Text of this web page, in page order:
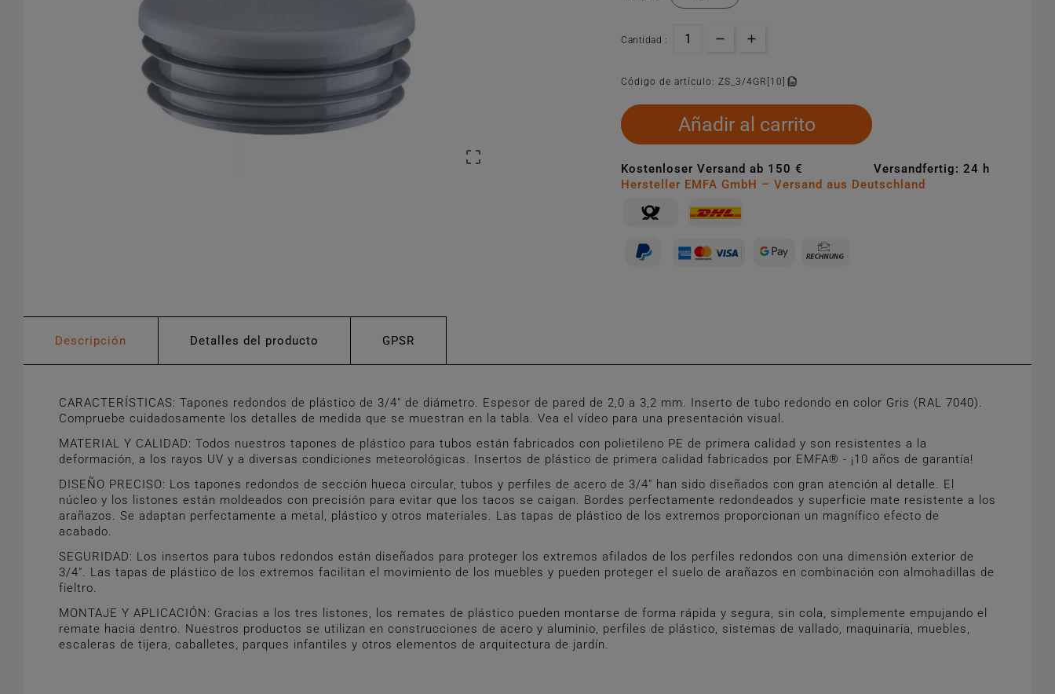

Cantidad :
Código de artículo:ZS_3/4GR[10]
Añadir al carrito
Kostenloser Versand ab 150 €
Versandfertig: 24 h
Hersteller EMFA GmbH – Versand aus Deutschland
Descripción Detalles del producto GPSR
CARACTERÍSTICAS: Tapones redondos de plástico de 3/4" de diámetro. Espesor de pared de 2,0 a 3,2 mm. Inserto de tubo redondo en color Gris (RAL 7040).
Compruebe cuidadosamente los detalles de medida que se muestran en la tabla. Vea el vídeo para una presentación visual.
MATERIAL Y CALIDAD: Todos nuestros tapones de plástico para tubos están fabricados con polietileno PE de primera calidad y son resistentes a la
deformación, a los rayos UV y a diversas condiciones meteorológicas. Insertos de plástico de primera calidad fabricados por EMFA® - ¡10 años de garantía!
DISEÑO PRECISO: Los tapones redondos de sección hueca circular, tubos y perfiles de acero de 3/4" han sido diseñados con gran atención al detalle. El
núcleo y los listones están moldeados con precisión para evitar que los tacos se caigan. Bordes perfectamente redondeados y superficie mate resistente a los
arañazos. Se adaptan perfectamente a metal, plástico y otros materiales. Las tapas de plástico de los extremos proporcionan un magnífico efecto de
acabado.
SEGURIDAD: Los insertos para tubos redondos están diseñados para proteger los extremos afilados de los perfiles redondos con una dimensión exterior de
3/4". Las tapas de plástico de los extremos facilitan el movimiento de los muebles y pueden proteger el suelo de arañazos en combinación con almohadillas de
fieltro.
MONTAJE Y APLICACIÓN: Gracias a los tres listones, los remates de plástico pueden montarse de forma rápida y segura, sin cola, simplemente empujando el
remate hacia dentro. Nuestros productos se utilizan en construcciones de acero y aluminio, perfiles de plástico, sistemas de vallado, maquinaria, muebles,
escaleras de tijera, caballetes, parques infantiles y otros elementos de arquitectura de jardín.